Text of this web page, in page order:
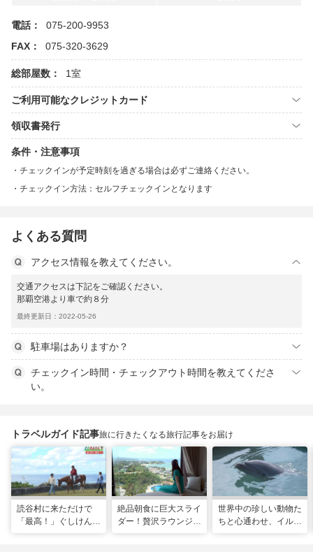
電話：
075-200-9953
FAX：
075-320-3629
総部屋数： 1室
ご利用可能なクレジットカード
領収書発行
条件・注意事項
チェックインが予定時刻を過ぎる場合は必ずご連絡ください。
チェックイン方法：セルフチェックインとなります
よくある質問
アクセス情報を教えてください。
交通アクセスは下記をご確認ください。
那覇空港より車で約８分
最終更新日：2022-05-26
駐車場はありますか？
チェックイン時間・チェックアウト時間を教えてくださ
い。
トラベルガイド記事旅に行きたくなる旅行記事をお届け
読谷村に来ただけで
「最高！」ぐしけんさ
絶品朝食に巨大スライ
ダー！贅沢ラウンジと
世界中の珍しい動物た
ちと心通わせ、イルカ